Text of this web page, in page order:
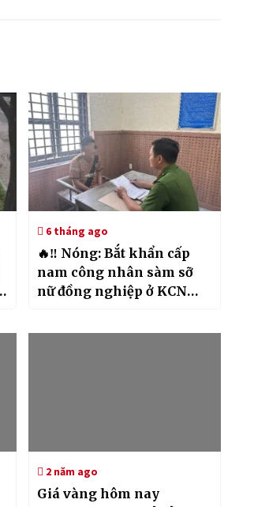
6 tháng ago
🔥‼️ Nóng: Bắt khẩn cấp
nam công nhân sàm sỡ
nữ đồng nghiệp ở KCN
2 năm ago
Giá vàng hôm nay